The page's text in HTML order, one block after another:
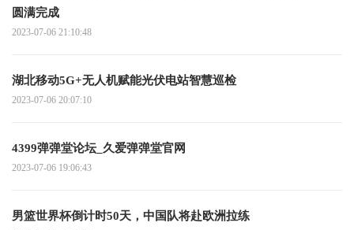
圆满完成
2023-07-06 21:10:48
湖北移动5G+无人机赋能光伏电站智慧巡检
2023-07-06 20:07:10
4399弹弹堂论坛_久爱弹弹堂官网
2023-07-06 19:06:43
男篮世界杯倒计时50天，中国队将赴欧洲拉练